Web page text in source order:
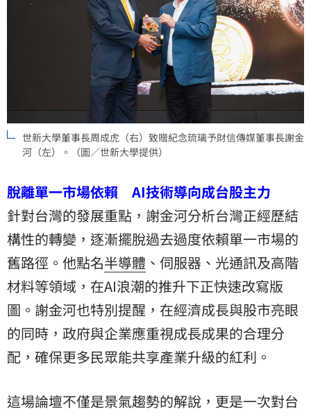
世新大學董事長周成虎（右）致贈紀念琉璃予財信傳媒董事長謝金
河（左）。（圖／世新大學提供）
脫離單一市場依賴 AI技術導向成台股主力
針對台灣的發展重點，謝金河分析台灣正經歷結
構性的轉變，逐漸擺脫過去過度依賴單一市場的
舊路徑。他點名半導體 、伺服器、光通訊及高階
材料等領域，在AI浪潮的推升下正快速改寫版
圖。謝金河也特別提醒，在經濟成長與股市亮眼
的同時，政府與企業應重視成長成果的合理分
配，確保更多民眾能共享產業升級的紅利。
這場論壇不僅是景氣趨勢的解說，更是一次對台